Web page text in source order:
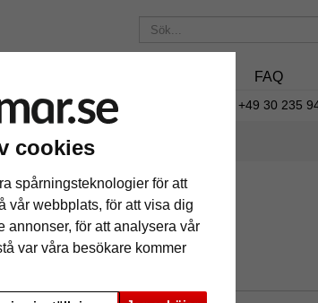
cookies
spårningsteknologier för att
vår webbplats, för att visa dig
annonser, för att analysera vår
var våra besökare kommer
FAQ
hur mycket du beställer. +49 30 235